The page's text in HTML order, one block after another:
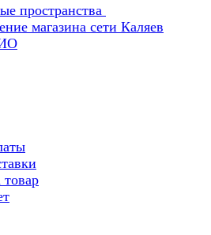
пространства
магазина сети Каляев
товар